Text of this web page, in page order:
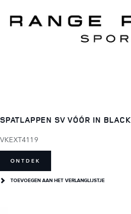
SPATLAPPEN SV VÓÓR IN BLACK
VKEXT4119
ONTDEK
TOEVOEGEN AAN HET VERLANGLIJSTJE